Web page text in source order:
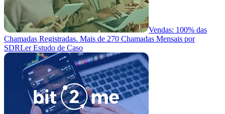
Vendas: 100% das
Chamadas Registradas. Mais de 270 Chamadas Mensais por
SDRLer Estudo de Caso